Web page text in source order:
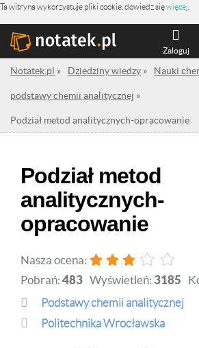
Ta witryna wykorzystuje pliki cookie, dowiedz sięwięcej
Zaloguj
Notatek.pl » Dziedziny wiedzy » Nauki
podstawy chemii analitycznej »
Podział metod analitycznych-opracowanie
Podział metod
analitycznych-
opracowanie
Nasza ocena:
Pobrań: 483 Wyświetleń: 3185
podstawy chemii analitycznej
Politechnika Wrocławska